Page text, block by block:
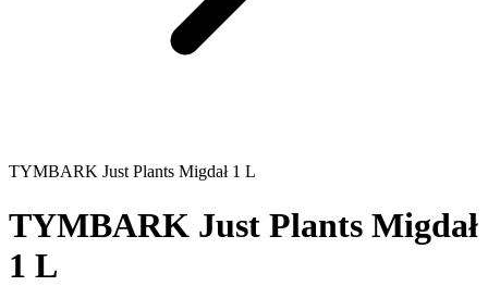
TYMBARK Just Plants Migdał 1 L
TYMBARK Just Plants Migdał
1 L